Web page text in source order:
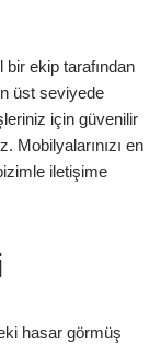
bir ekip tarafından
üst seviyede
için güvenilir
Mobilyalarınızı en
iletişime
hasar görmüş